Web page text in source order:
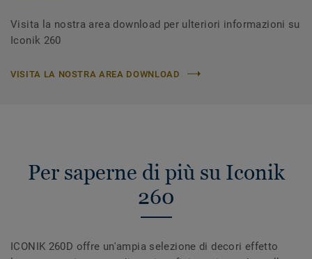
Visita la nostra area download per ulteriori informazioni su
Iconik 260
VISITA LA NOSTRA AREA DOWNLOAD
Per saperne di più su Iconik
260
ICONIK 260D offre un'ampia selezione di decori effetto